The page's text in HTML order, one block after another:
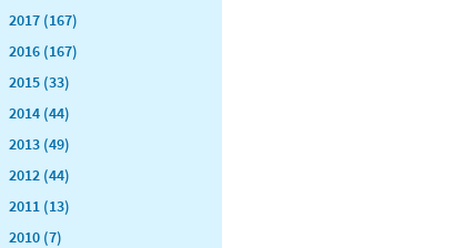
2017 (167)
2016 (167)
2015 (33)
2014 (44)
2013 (49)
2012 (44)
2011 (13)
2010 (7)